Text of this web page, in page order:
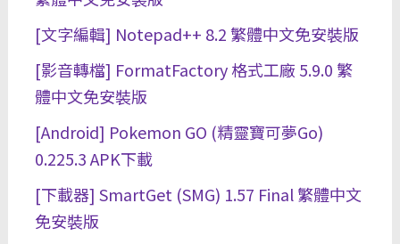
[文字編輯] Notepad++ 8.2 繁體中文免安裝版
[影音轉檔] FormatFactory 格式工廠 5.9.0 繁
體中文免安裝版
[Android] Pokemon GO (精靈寶可夢Go)
0.225.3 APK下載
[下載器] SmartGet (SMG) 1.57 Final 繁體中文
免安裝版